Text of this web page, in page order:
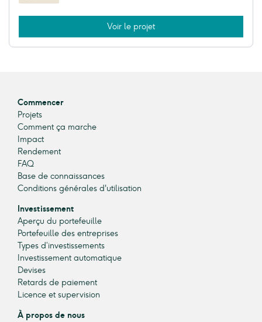
Voir le projet
Commencer
Projets
Comment ça marche
Impact
Rendement
FAQ
Base de connaissances
Conditions générales d'utilisation
Investissement
Aperçu du portefeuille
Portefeuille des entreprises
Types d’investissements
Investissement automatique
Devises
Retards de paiement
Licence et supervision
À propos de nous